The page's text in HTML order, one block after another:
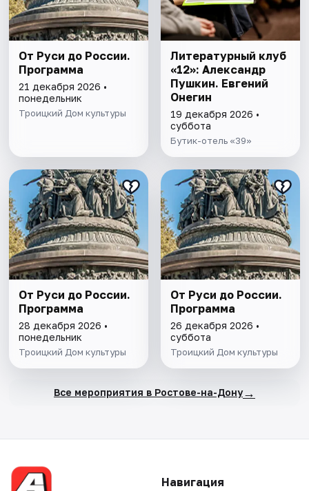
От Руси до России.
Программа
21 декабря 2026 •
понедельник
Троицкий Дом культуры
Литературный клуб
«12»: Александр
Пушкин. Евгений
Онегин
19 декабря 2026 •
суббота
Бутик-отель «39»
От Руси до России.
Программа
28 декабря 2026 •
понедельник
Троицкий Дом культуры
От Руси до России.
Программа
26 декабря 2026 •
суббота
Троицкий Дом культуры
Все мероприятия в Ростове-на-Дону→
Навигация